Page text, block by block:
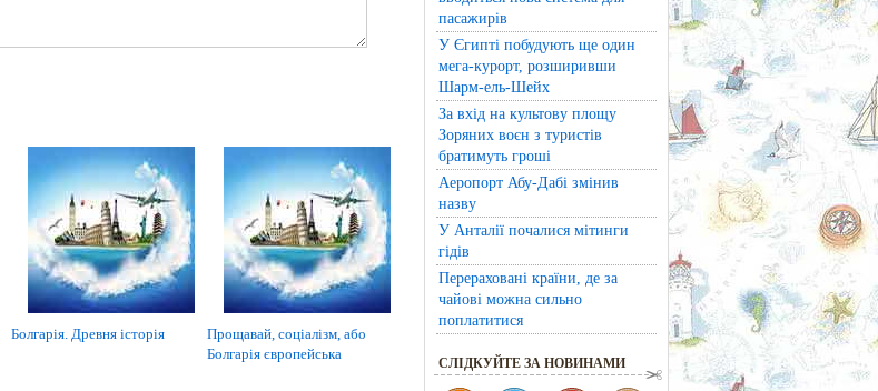
Болгарія. Древня історія
Прощавай, соціалізм, або
Болгарія європейська
пасажирів
У Єгипті побудують ще один
мега-курорт, розширивши
Шарм-ель-Шейх
За вхід на культову площу
Зоряних воєн з туристів
братимуть гроші
Аеропорт Абу-Дабі змінив
назву
У Анталії почалися мітинги
гідів
Перераховані країни, де за
чайові можна сильно
поплатитися
CЛІДКУЙТЕ ЗА НОВИНАМИ